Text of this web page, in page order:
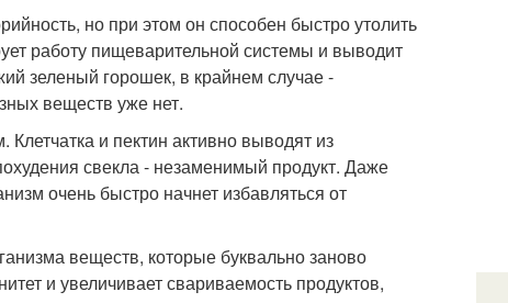
но при этом он способен быстро утолить
работу пищеварительной системы и выводит
зеленый горошек, в крайнем случае -
веществ уже нет.
и пектин активно выводят из
свекла - незаменимый продукт. Даже
очень быстро начнет избавляться от
веществ, которые буквально заново
и увеличивает свариваемость продуктов,